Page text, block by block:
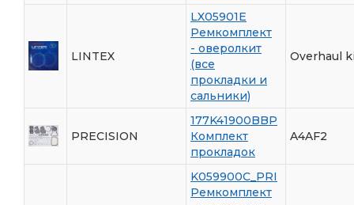
LINTEX
LX05901E
Ремкомплект
- оверолкит
(все
прокладки и
сальники)
Overhaul
PRECISION
177K41900BBP
Комплект
прокладок
A4AF2
K059900C_PRI
Ремкомплект